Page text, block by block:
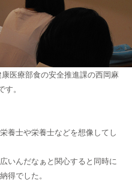
医療部食の安全推進課の西岡麻
。
養士や栄養士などを想像してし
いんだなぁと関心すると同時に
得でした。